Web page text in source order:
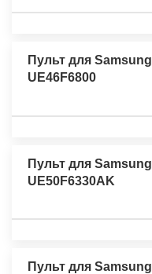
Пульт для Samsung
UE46F6800
Пульт для Samsung
UE50F6330AK
Пульт для Samsung